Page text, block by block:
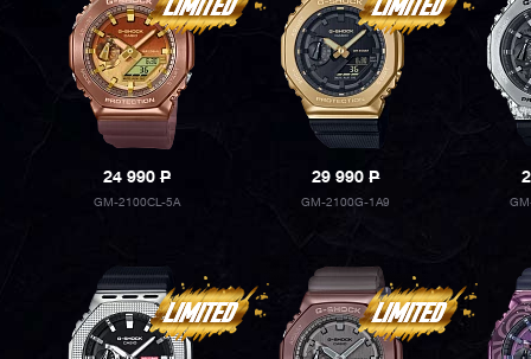
24 990P
GM-2100CL-5A
29 990P
GM-2100G-1A9